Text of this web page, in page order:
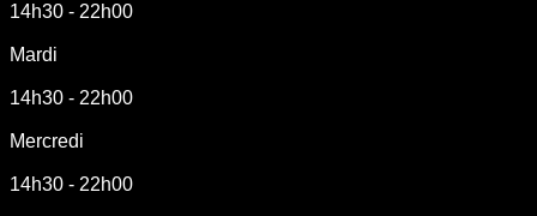
14h30 - 22h00
Mardi
14h30 - 22h00
Mercredi
14h30 - 22h00